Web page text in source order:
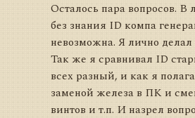
Осталось пара вопросов. В
без знания ID компа
невозможна. Я лично делал
Так же я сравнивал ID
всех разный, и как я
заменой железа в ПК и
винтов и т.п. И назрел